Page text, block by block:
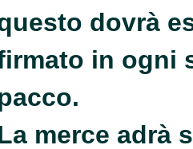
dovrà
in ogni
merce adrà